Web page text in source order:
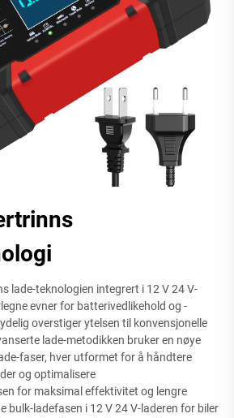
lade-teknologien integrert i 12 V 24 V-
evner for batterivedlikehold og -
overstiger ytelsen til konvensjonelle
lade-metodikken bruker en nøye
faser, hver utformet for å håndtere
og optimalisere
for maksimal effektivitet og lengre
bulk-ladefasen i 12 V 24 V-laderen for biler